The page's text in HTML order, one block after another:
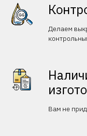
Делаем
Вам не